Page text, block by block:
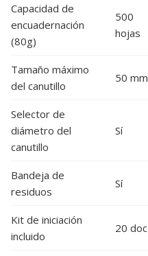
Capacidad de
encuadernación
(80g)
500
hojas
Tamaño máximo
del canutillo
50 mm
Selector de
diámetro del
canutillo
Sí
Bandeja de
residuos
Sí
Kit de iniciación
incluido
20 doc